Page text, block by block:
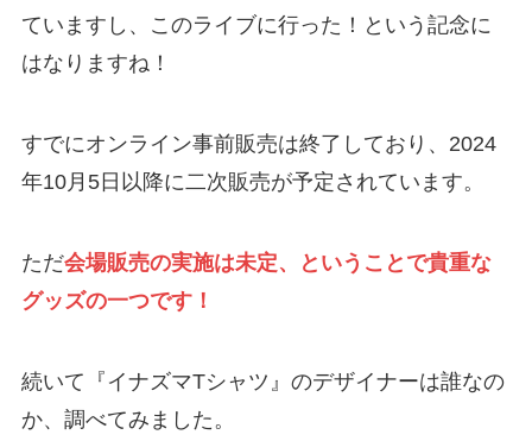
ていますし、このライブに行った！という記念に
はなりますね！
すでにオンライン事前販売は終了しており、2024
年10月5日以降に二次販売が予定されています。
ただ会場販売の実施は未定、ということで貴重な
グッズの一つです！
続いて『イナズマTシャツ』のデザイナーは誰なの
か、調べてみました。